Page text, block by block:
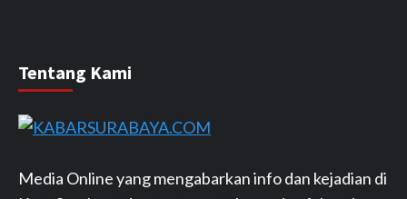
Tentang Kami
Media Online yang mengabarkan info dan kejadian di